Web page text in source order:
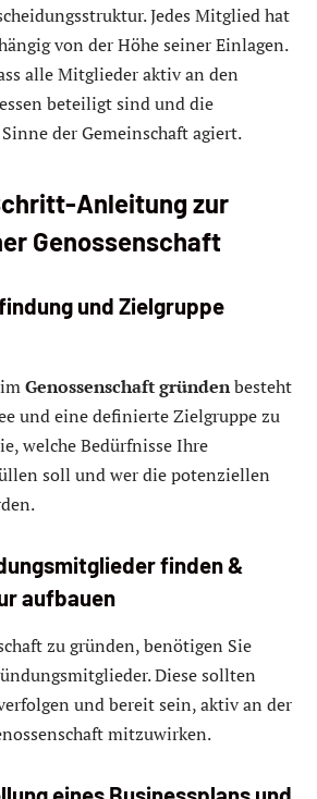
Jedes Mitglied hat
von der Höhe seiner Einlagen.
alle Mitglieder aktiv an den
beteiligt sind und die
der Gemeinschaft agiert.
Anleitung zur
Genossenschaft
und Zielgruppe
Genossenschaft gründenbesteht
und eine definierte Zielgruppe zu
welche Bedürfnisse Ihre
soll und wer die potenziellen
finden &
aufbauen
zu gründen, benötigen Sie
Diese sollten
und bereit sein, aktiv an der
mitzuwirken.